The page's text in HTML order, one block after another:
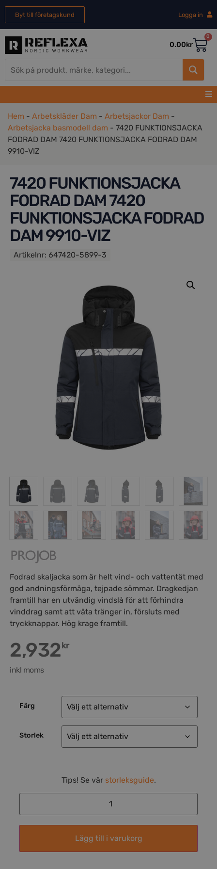
Byt till företagskund Logga in
0.00kr
0
Hem - Arbetskläder Dam - Arbetsjackor Dam -
Arbetsjacka basmodell dam - 7420 FUNKTIONSJACKA
FODRAD DAM 7420 FUNKTIONSJACKA FODRAD DAM
9910-VIZ
7420 FUNKTIONSJACKA
FODRAD DAM 7420
FUNKTIONSJACKA FODRAD
DAM 9910-VIZ
Artikelnr: 647420-5899-3
Fodrad skaljacka som är helt vind- och vattentät med
god andningsförmåga, tejpade sömmar. Dragkedjan
framtill har en utvändig vindslå för att förhindra
vinddrag samt att väta tränger in, försluts med
tryckknappar. Hög krage framtill.
2,932kr
inkl moms
Färg
Storlek
Tips! Se vår storleksguide.
Lägg till i varukorg